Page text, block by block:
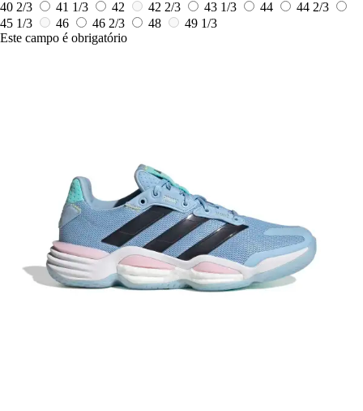
40 2/3 41 1/3 42 42 2/3 43 1/3 44
44 2/3
45 1/3
46 46 2/3 48
49 1/3
Este campo é obrigatório